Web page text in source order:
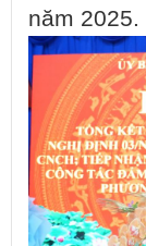
năm 2025.